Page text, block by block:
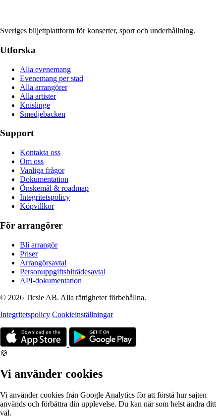
Sveriges biljettplattform för konserter, sport och underhållning.
Utforska
Alla evenemang
Evenemang per stad
Alla arrangörer
Alla artister
Knislinge
Smedjebacken
Support
Kontakta oss
Om oss
Vanliga frågor
Dokumentation
Önskemål & roadmap
Integritetspolicy
Köpvillkor
För arrangörer
Bli arrangör
Priser
Arrangörsavtal
Personuppgiftsbiträdesavtal
API-dokumentation
© 2026 Ticsie AB. Alla rättigheter förbehållna.
Integritetspolicy Cookieinställningar
🍪
Vi använder cookies
Vi använder cookies från Google Analytics för att förstå hur sajten
används och förbättra din upplevelse. Du kan när som helst ändra ditt
val.